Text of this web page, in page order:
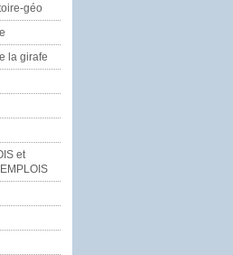
géo
la girafe
et